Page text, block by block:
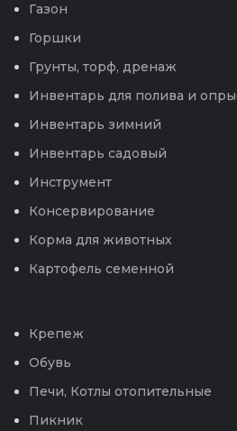
Газон
Горшки
Грунты, торф, дренаж
Инвентарь для полива и
Инвентарь зимний
Инвентарь садовый
Инструмент
Консервирование
Корма для животных
Картофель семенной
Крепеж
Обувь
Печи, Котлы отопительные
Пикник